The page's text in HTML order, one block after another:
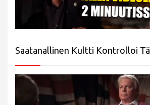
Saatanallinen Kultti Kontrolloi